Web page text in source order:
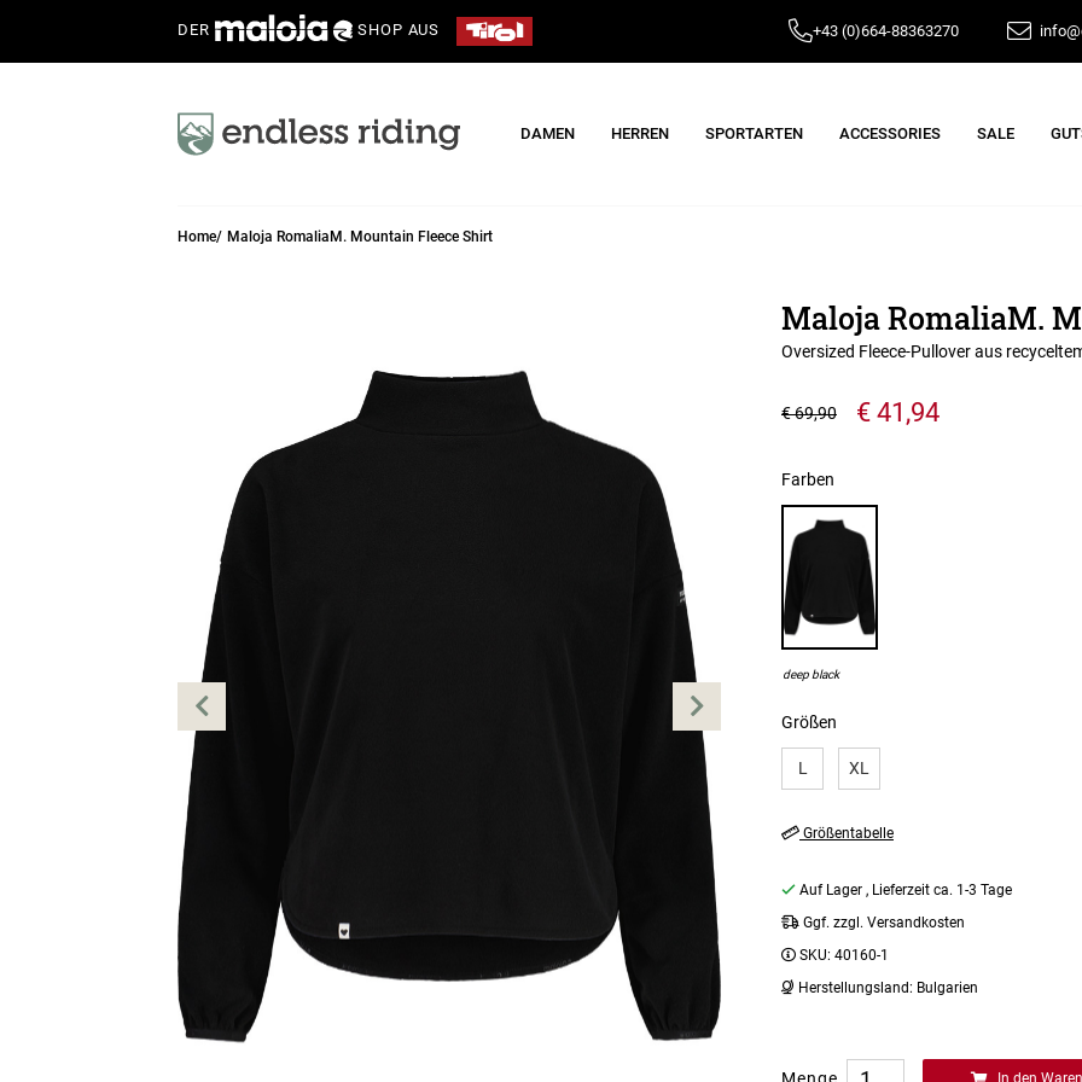
DER SHOP AUS +43 (0)664-88363270
DAMEN HERREN SPORTARTEN ACCESSORIES SALE
Home Maloja RomaliaM. Mountain Fleece Shirt
Maloja RomaliaM.
Oversized Fleece-Pullover aus
€ 41,94
€ 69,90
Größen
L XL
Farben
deep black
Größentabelle
Auf Lager , Lieferzeit ca. 1-3 Tage
Ggf. zzgl. Versandkosten
SKU: 40160-1
Herstellungsland: Bulgarien
In den